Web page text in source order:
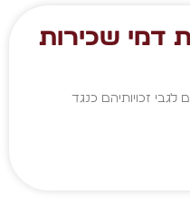
דמי שכירות
זכויותיהם כנגד